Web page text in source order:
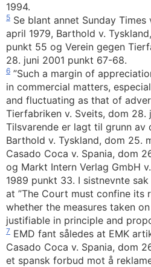
1994.
5 Se blant annet Sunday
april 1979, Barthold v.
punkt 55 og Verein gegen
28. juni 2001 punkt 67-68.
6 ”Such a margin of
in commercial matters,
and fluctuating as that of
Tierfabriken v. Sveits, dom 28.
Tilsvarende er lagt til grunn av
Barthold v. Tyskland, dom 25.
Casado Coca v. Spania, dom
og Markt Intern Verlag GmbH
1989 punkt 33. I sistnevnte
at ”The Court must confine its
whether the measures taken
justifiable in principle and
7 EMD fant således at EMK
Casado Coca v. Spania, dom
et spansk forbud mot å